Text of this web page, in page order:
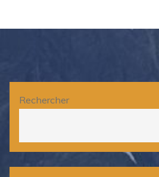
Rechercher